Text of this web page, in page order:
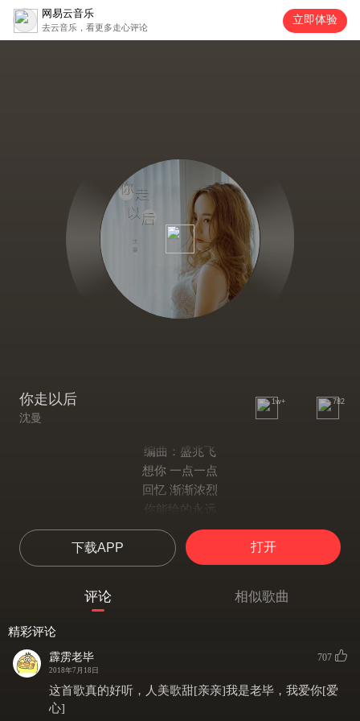
网易云音乐
去云音乐，看更多走心评论
立即体验
你走以后
沈曼
1w+ 782
编曲：盛兆飞
想你 一点一点
回忆 渐渐浓烈
你能给的永远
期望的太明显
C D一遍一遍
播放我们的从前
再大心都是空的
下载APP 打开
评论 相似歌曲
精彩评论
霹雳老毕
2018年7月18日
707
这首歌真的好听，人美歌甜[亲亲]我是老毕，我爱你[爱
心]